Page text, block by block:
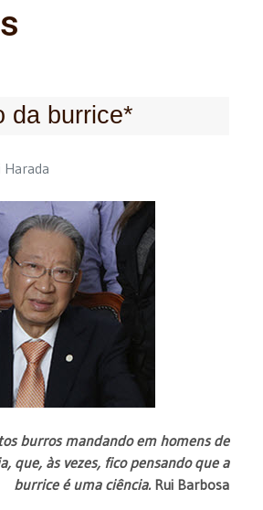
da burrice*
Harada
burros mandando em homens de
que, às vezes, fico pensando que a
burrice é uma ciência. Rui Barbosa